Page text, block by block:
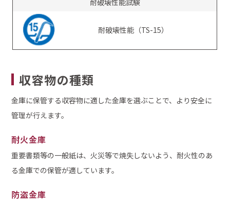
耐破壊性能（TS-15）
収容物の種類
金庫に保管する収容物に適した金庫を選ぶことで、より安全に
管理が行えます。
耐火金庫
重要書類等の一般紙は、火災等で焼失しないよう、耐火性のあ
る金庫での保管が適しています。
防盗金庫